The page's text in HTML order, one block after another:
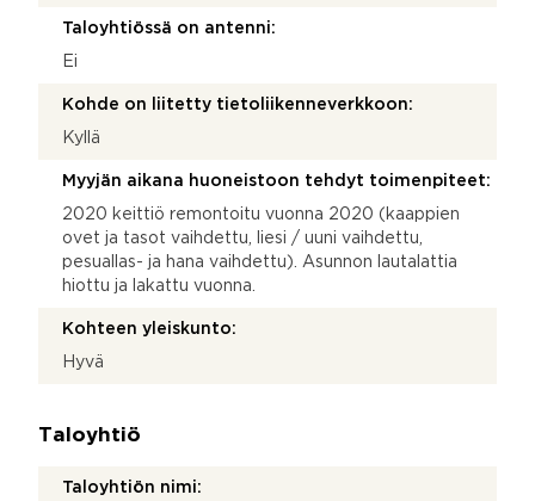
Taloyhtiössä on antenni:
Ei
Kohde on liitetty tietoliikenneverkkoon:
Kyllä
Myyjän aikana huoneistoon tehdyt toimenpiteet:
2020 keittiö remontoitu vuonna 2020 (kaappien
ovet ja tasot vaihdettu, liesi / uuni vaihdettu,
pesuallas- ja hana vaihdettu). Asunnon lautalattia
hiottu ja lakattu vuonna.
Kohteen yleiskunto:
Hyvä
Taloyhtiö
Taloyhtiön nimi: